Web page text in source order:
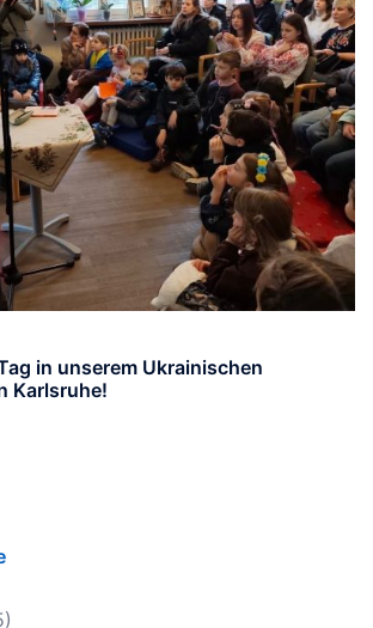
in unserem Ukrainischen
Karlsruhe!